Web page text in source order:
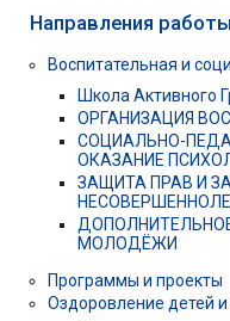
Направления работы
Воспитательная и
Школа Активного
ОРГАНИЗАЦИЯ
СОЦИАЛЬНО-
ОКАЗАНИЕ
ЗАЩИТА ПРАВ И
МОЛОДЁЖИ
Программы и проекты
Оздоровление детей